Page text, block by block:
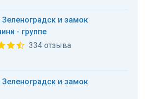
и замок
- группе
334 отзыва
и замок